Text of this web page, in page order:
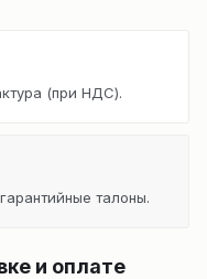
(при НДС).
талоны.
и оплате